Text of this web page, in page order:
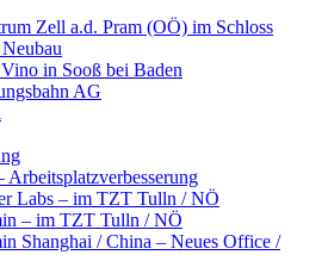
Zell a.d. Pram (OÖ) im Schloss
in Sooß bei Baden
AG
Arbeitsplatzverbesserung
Labs – im TZT Tulln / NÖ
– im TZT Tulln / NÖ
Shanghai / China – Neues Office /